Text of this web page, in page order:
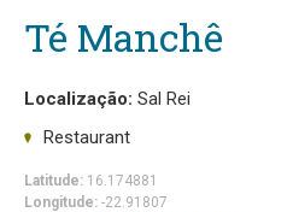
Té Manchê
Localização: Sal Rei
Restaurant
Latitude: 16.174881
Longitude: -22.91807